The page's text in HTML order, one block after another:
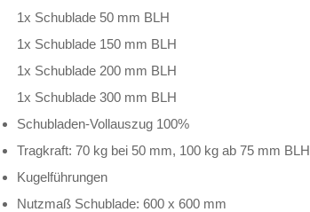
1x Schublade 50 mm BLH
1x Schublade 150 mm BLH
1x Schublade 200 mm BLH
1x Schublade 300 mm BLH
Schubladen-Vollauszug 100%
Tragkraft: 70 kg bei 50 mm, 100 kg ab 75 mm BLH
Kugelführungen
Nutzmaß Schublade: 600 x 600 mm